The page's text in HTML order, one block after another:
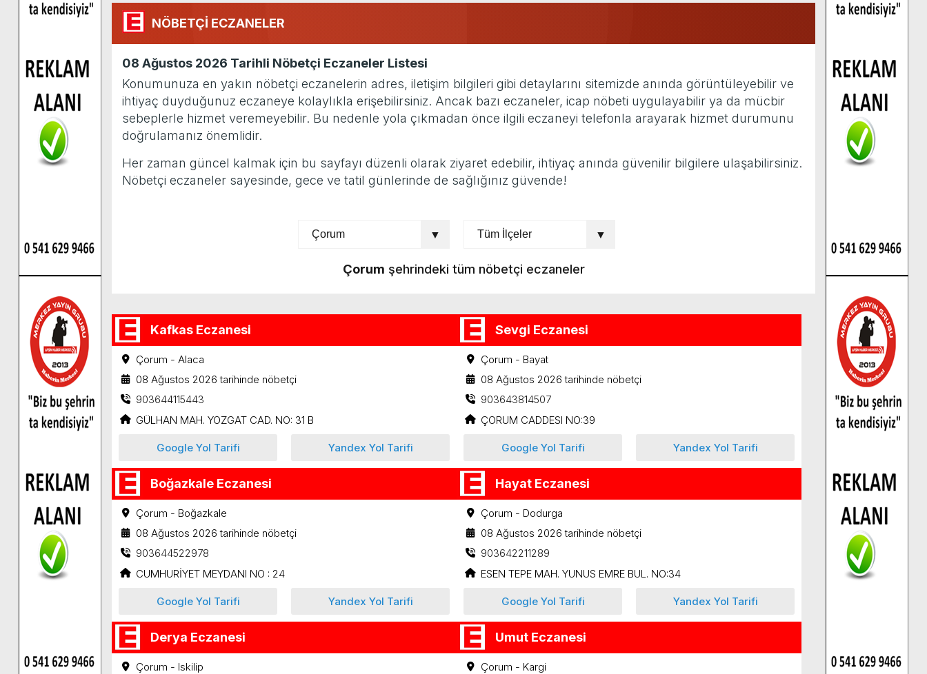
NÖBETÇİ ECZANELER
08 Ağustos 2026 Tarihli Nöbetçi Eczaneler Listesi
Konumunuza en yakın nöbetçi eczanelerin adres, iletişim bilgileri gibi detaylarını sitemizde anında görüntüleyebilir ve
ihtiyaç duyduğunuz eczaneye kolaylıkla erişebilirsiniz. Ancak bazı eczaneler, icap nöbeti uygulayabilir ya da mücbir
sebeplerle hizmet veremeyebilir. Bu nedenle yola çıkmadan önce ilgili eczaneyi telefonla arayarak hizmet durumunu
doğrulamanız önemlidir.
Her zaman güncel kalmak için bu sayfayı düzenli olarak ziyaret edebilir, ihtiyaç anında güvenilir bilgilere ulaşabilirsiniz.
Nöbetçi eczaneler sayesinde, gece ve tatil günlerinde de sağlığınız güvende!
Çorum şehrindeki tüm nöbetçi eczaneler
Kafkas Eczanesi
Çorum - Alaca
08 Ağustos 2026 tarihinde nöbetçi
903644115443
GÜLHAN MAH. YOZGAT CAD. NO: 31 B
Google Yol Tarifi Yandex Yol Tarifi
Sevgi Eczanesi
Çorum - Bayat
08 Ağustos 2026 tarihinde nöbetçi
903643814507
ÇORUM CADDESI NO:39
Google Yol Tarifi Yandex Yol Tarifi
Boğazkale Eczanesi
Çorum - Boğazkale
08 Ağustos 2026 tarihinde nöbetçi
903644522978
CUMHURİYET MEYDANI NO : 24
Google Yol Tarifi Yandex Yol Tarifi
Hayat Eczanesi
Çorum - Dodurga
08 Ağustos 2026 tarihinde nöbetçi
903642211289
ESEN TEPE MAH. YUNUS EMRE BUL. NO:34
Google Yol Tarifi Yandex Yol Tarifi
Derya Eczanesi
Çorum - Iskilip
Umut Eczanesi
Çorum - Kargi